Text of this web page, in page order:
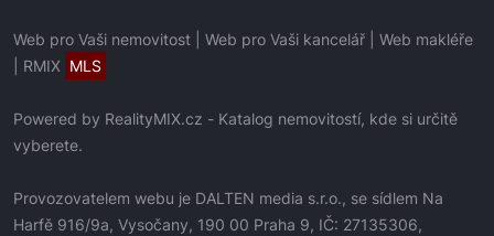
Web pro Vaši nemovitost Web pro Vaši kancelář
Web makléře
RMIX MLS
Powered by RealityMIX.cz - Katalog nemovitostí, kde si určitě
vyberete.
Provozovatelem webu je DALTEN media s.r.o., se sídlem Na
Harfě 916/9a, Vysočany, 190 00 Praha 9, IČ: 27135306,